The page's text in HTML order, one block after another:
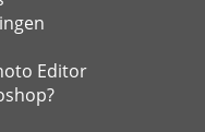
Editor